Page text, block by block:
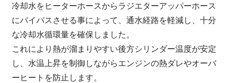
冷却水をヒーターホースからラジエターアッパーホース
にバイパスさせる事によって、通水経路を軽減し、十分
な冷却水循環量を確保しました。
これにより熱が溜まりやすい後方シリンダー温度が安定
し、水温上昇を制御しながらエンジンの熱ダレやオーバ
ーヒートを防止します。